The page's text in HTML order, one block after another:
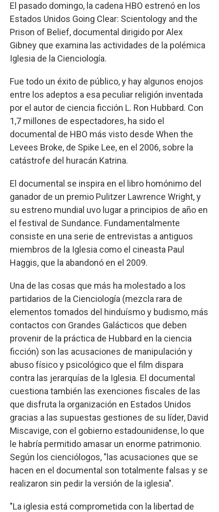
El pasado domingo, la cadena HBO estrenó en los
Estados Unidos Going Clear: Scientology and the
Prison of Belief, documental dirigido por Alex
Gibney que examina las actividades de la polémica
Iglesia de la Cienciología.
Fue todo un éxito de público, y hay algunos enojos
entre los adeptos a esa peculiar religión inventada
por el autor de ciencia ficción L. Ron Hubbard. Con
1,7 millones de espectadores, ha sido el
documental de HBO más visto desde When the
Levees Broke, de Spike Lee, en el 2006, sobre la
catástrofe del huracán Katrina.
El documental se inspira en el libro homónimo del
ganador de un premio Pulitzer Lawrence Wright, y
su estreno mundial uvo lugar a principios de año en
el festival de Sundance. Fundamentalmente
consiste en una serie de entrevistas a antiguos
miembros de la Iglesia como el cineasta Paul
Haggis, que la abandonó en el 2009.
Una de las cosas que más ha molestado a los
partidarios de la Cienciología (mezcla rara de
elementos tomados del hinduísmo y budismo, más
contactos con Grandes Galácticos que deben
provenir de la práctica de Hubbard en la ciencia
ficción) son las acusaciones de manipulación y
abuso físico y psicológico que el film dispara
contra las jerarquías de la Iglesia. El documental
cuestiona también las exenciones fiscales de las
que disfruta la organización en Estados Unidos
gracias a las supuestas gestiones de su líder, David
Miscavige, con el gobierno estadounidense, lo que
le habría permitido amasar un enorme patrimonio.
Según los cienciólogos, "las acusaciones que se
hacen en el documental son totalmente falsas y se
realizaron sin pedir la versión de la iglesia".
"La iglesia está comprometida con la libertad de